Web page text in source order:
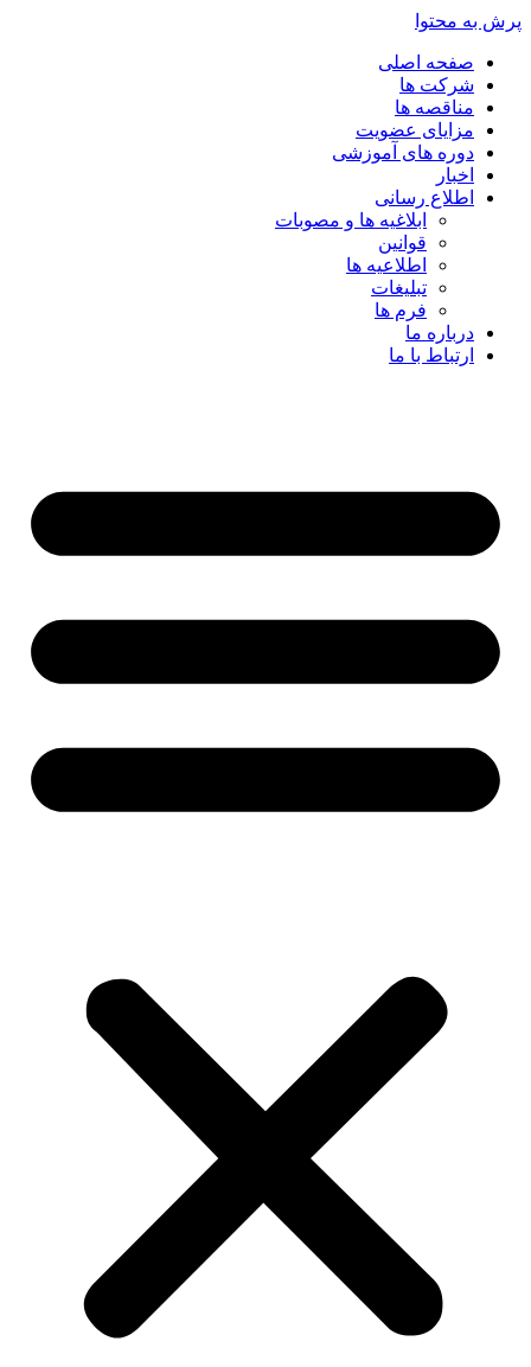
پرش به محتوا
صفحه اصلی
شرکت ها
مناقصه ها
مزایای عضویت
دوره های آموزشی
اخبار
اطلاع رسانی
ابلاغیه ها و مصوبات
قوانین
اطلاعیه ها
تبلیغات
فرم ها
درباره ما
ارتباط با ما